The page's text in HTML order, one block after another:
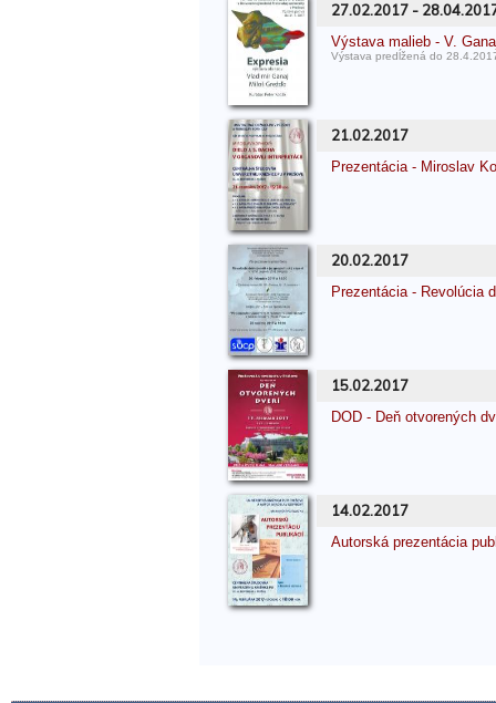
27.02.2017 -
Výstava malieb - V.
Výstava predĺžená do
21.02.2017
Prezentácia - Miroslav
20.02.2017
Prezentácia - Revolúcia
15.02.2017
DOD - Deň otvorených
14.02.2017
Autorská prezentácia